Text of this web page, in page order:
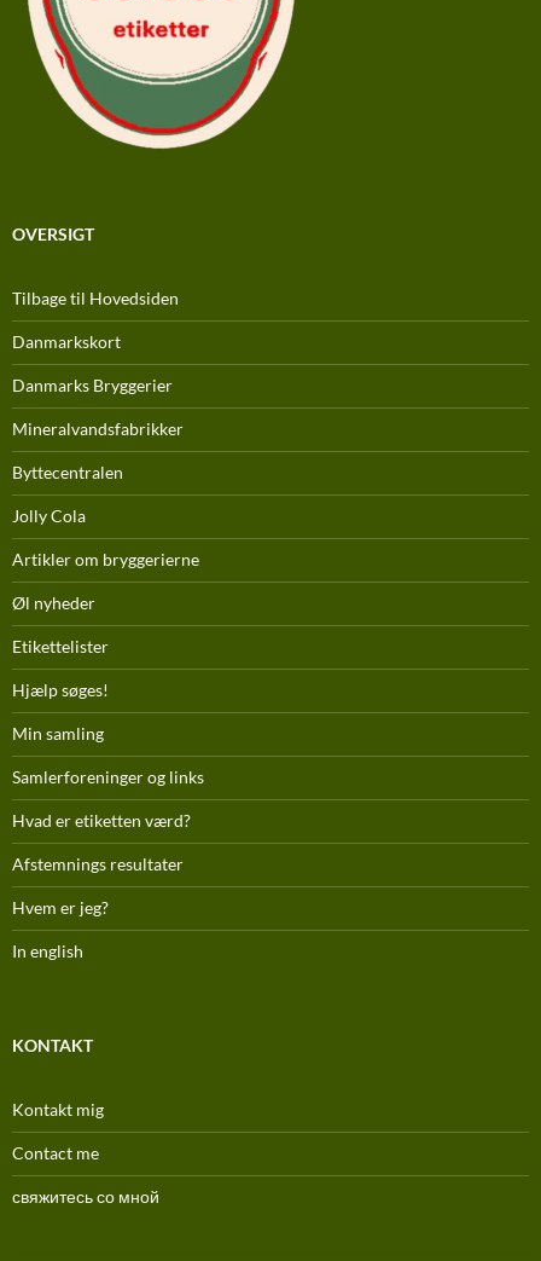
OVERSIGT
Tilbage til Hovedsiden
Danmarkskort
Danmarks Bryggerier
Mineralvandsfabrikker
Byttecentralen
Jolly Cola
Artikler om bryggerierne
Øl nyheder
Etikettelister
Hjælp søges!
Min samling
Samlerforeninger og links
Hvad er etiketten værd?
Afstemnings resultater
Hvem er jeg?
In english
KONTAKT
Kontakt mig
Contact me
свяжитесь со мной